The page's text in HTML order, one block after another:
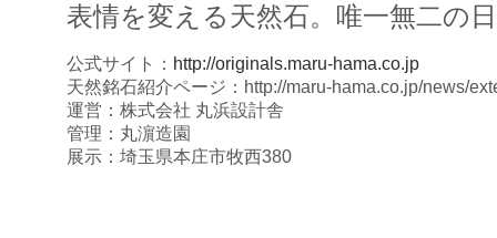
表情を変える天然石。唯一無二の
公式サイト： http://originals.maru-hama.co.jp
天然銘石紹介ページ： http://maru-hama.co.jp/news/
運営：株式会社 丸浜設計舎
管理：丸濵造園
展示：埼玉県本庄市牧西380